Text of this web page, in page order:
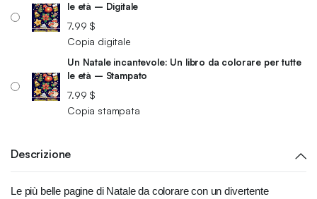
le età – Digitale
7.99 $
Copia digitale
Un Natale incantevole: Un libro da colorare per tutte
le età – Stampato
7.99 $
Copia stampata
Descrizione
Le più belle pagine di Natale da colorare con un divertente